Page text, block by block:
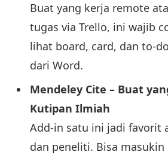
Buat yang kerja remote
tugas via Trello, ini wajib
lihat board, card, dan to-
dari Word.
Mendeley Cite – Buat
Kutipan Ilmiah
Add-in satu ini jadi favorit
dan peneliti. Bisa